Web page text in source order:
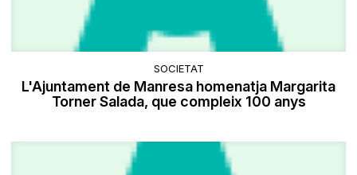
SOCIETAT
L'Ajuntament de Manresa homenatja Margarita
Torner Salada, que compleix 100 anys